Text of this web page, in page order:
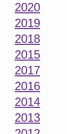
2020
2019
2018
2015
2017
2016
2014
2013